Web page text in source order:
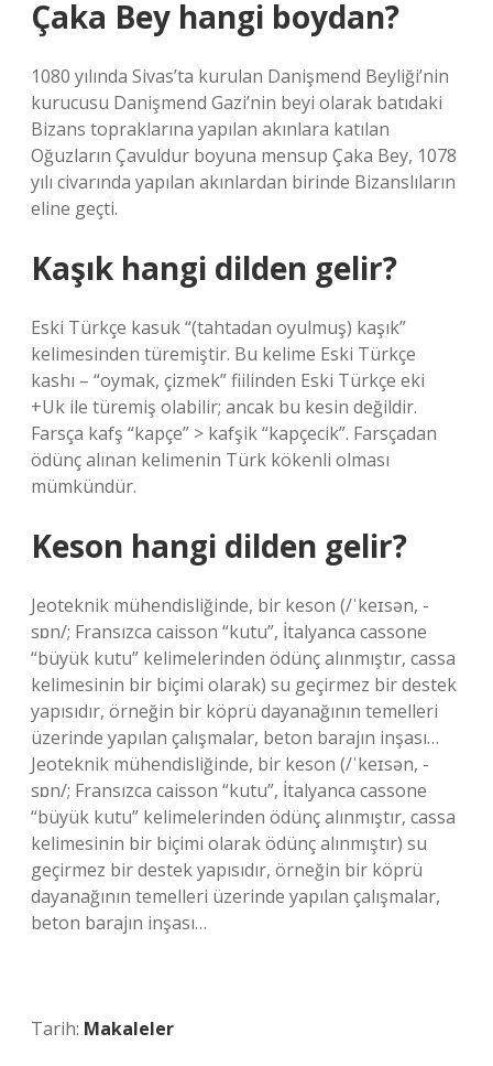
Çaka Bey hangi boydan?
1080 yılında Sivas’ta kurulan Danişmend Beyliği’nin
kurucusu Danişmend Gazi’nin beyi olarak batıdaki
Bizans topraklarına yapılan akınlara katılan
Oğuzların Çavuldur boyuna mensup Çaka Bey, 1078
yılı civarında yapılan akınlardan birinde Bizanslıların
eline geçti.
Kaşık hangi dilden gelir?
Eski Türkçe kasuk “(tahtadan oyulmuş) kaşık”
kelimesinden türemiştir. Bu kelime Eski Türkçe
kashı – “oymak, çizmek” fiilinden Eski Türkçe eki
+Uk ile türemiş olabilir; ancak bu kesin değildir.
Farsça kafş “kapçe” > kafşik “kapçecik”. Farsçadan
ödünç alınan kelimenin Türk kökenli olması
mümkündür.
Keson hangi dilden gelir?
Jeoteknik mühendisliğinde, bir keson (/ˈkeɪsən, -
sɒn/; Fransızca caisson “kutu”, İtalyanca cassone
“büyük kutu” kelimelerinden ödünç alınmıştır, cassa
kelimesinin bir biçimi olarak) su geçirmez bir destek
yapısıdır, örneğin bir köprü dayanağının temelleri
üzerinde yapılan çalışmalar, beton barajın inşası…
Jeoteknik mühendisliğinde, bir keson (/ˈkeɪsən, -
sɒn/; Fransızca caisson “kutu”, İtalyanca cassone
“büyük kutu” kelimelerinden ödünç alınmıştır, cassa
kelimesinin bir biçimi olarak ödünç alınmıştır) su
geçirmez bir destek yapısıdır, örneğin bir köprü
dayanağının temelleri üzerinde yapılan çalışmalar,
beton barajın inşası…
Tarih: Makaleler